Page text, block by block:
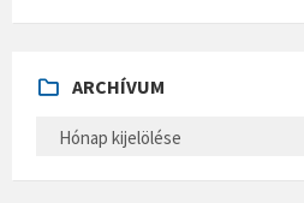
ARCHÍVUM
H